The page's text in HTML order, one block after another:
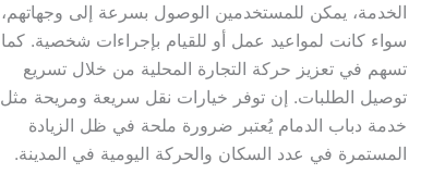
الخدمة، يمكن للمستخدمين الوصول بسرعة إلى وجهاتهم،
سواء كانت لمواعيد عمل أو للقيام بإجراءات شخصية. كما
تسهم في تعزيز حركة التجارة المحلية من خلال تسريع
توصيل الطلبات. إن توفر خيارات نقل سريعة ومريحة مثل
خدمة دباب الدمام يُعتبر ضرورة ملحة في ظل الزيادة
المستمرة في عدد السكان والحركة اليومية في المدينة.